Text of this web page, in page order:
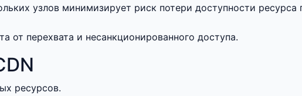
узлов минимизирует риск потери доступности ресурса
от перехвата и несанкционированного доступа.
ресурсов.